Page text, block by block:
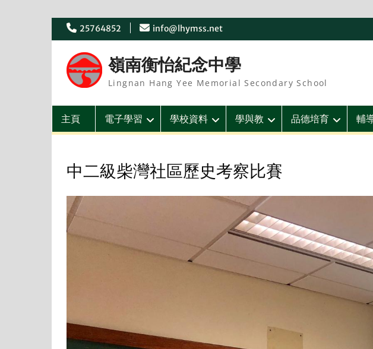
Skip
25764852
info@lhymss.net
嶺南衡怡紀念中學
Lingnan Hang Yee Memorial Secondary School
主頁 電子學習 學校資料 學與教 品德培育 輔
中二級柴灣社區歷史考察比賽